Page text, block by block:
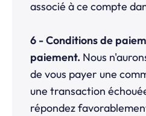
associé à ce compte
6 - Conditions de
paiement. Nous
de vous payer une
une transaction
répondez